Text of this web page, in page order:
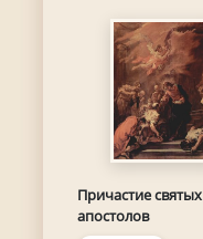
Причастие святых
апостолов